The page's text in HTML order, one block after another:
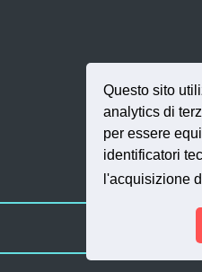
Questo sito
analytics di
per essere
identificatori
l'acquisizione